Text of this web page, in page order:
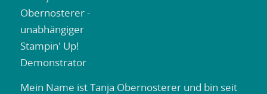
Mein Name ist Tanja Obernosterer und bin seit